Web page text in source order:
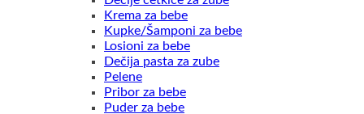
Krema za bebe
Kupke/Šamponi za bebe
Losioni za bebe
Dečija pasta za zube
Pelene
Pribor za bebe
Puder za bebe